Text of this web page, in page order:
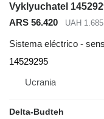
ARS 56.420 UAH 1.685
Sistema eléctrico -
14529295
Ucrania
Delta-Budteh